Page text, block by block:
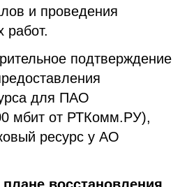
и проведения
работ.
подтверждение
для ПАО
мбит от РТКомм.РУ),
ресурс у АО